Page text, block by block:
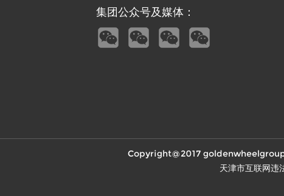
集团公众号及媒体：
Copyright@2017
天津市互联网